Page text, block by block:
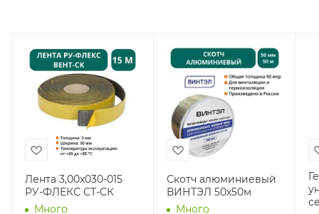
Лента 3,00х030-015
РУ-ФЛЕКС СТ-СК
Много
Скотч алюминиевый
ВИНТЭЛ 50х50м
Много